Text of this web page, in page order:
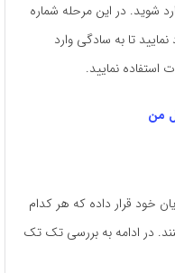
شوید. در این مرحله شماره
تا به سادگی وارد
استفاده نمایید.
من
خود قرار داده که هر کدام
در ادامه به بررسی تک تک